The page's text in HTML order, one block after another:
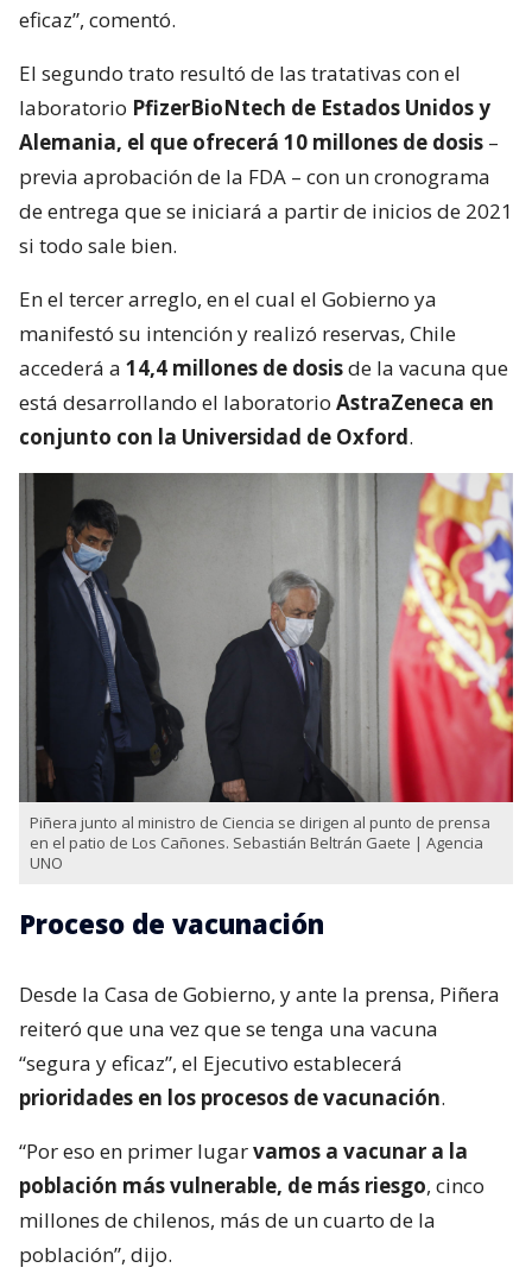
eficaz”, comentó.
El segundo trato resultó de las tratativas con el
laboratorio PfizerBioNtech de Estados Unidos y
Alemania, el que ofrecerá 10 millones de dosis –
previa aprobación de la FDA – con un cronograma
de entrega que se iniciará a partir de inicios de 2021
si todo sale bien.
En el tercer arreglo, en el cual el Gobierno ya
manifestó su intención y realizó reservas, Chile
accederá a 14,4 millones de dosisde la vacuna que
está desarrollando el laboratorio AstraZeneca en
conjunto con la Universidad de Oxford.
Piñera junto al ministro de Ciencia se dirigen al punto de prensa
en el patio de Los Cañones. Sebastián Beltrán Gaete | Agencia
UNO
Proceso de vacunación
Desde la Casa de Gobierno, y ante la prensa, Piñera
reiteró que una vez que se tenga una vacuna
“segura y eficaz”, el Ejecutivo establecerá
prioridades en los procesos de vacunación.
“Por eso en primer lugarvamos a vacunar a la
población más vulnerable, de más riesgo, cinco
millones de chilenos, más de un cuarto de la
población”, dijo.